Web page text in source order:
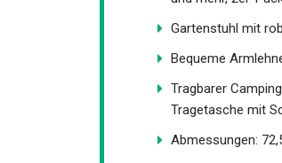
Gartenstuhl mit
Bequeme
Tragbarer
Tragetasche mit
Abmessungen: